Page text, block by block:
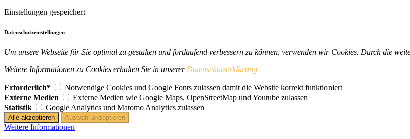
Einstellungen gespeichert
Datenschutzeinstellungen
Um unsere Webseite für Sie optimal zu gestalten und fortlaufend verbessern zu können, verwenden wir Cookies. Durch die
Weitere Informationen zu Cookies erhalten Sie in unserer Datenschutzerklärung
Erforderlich*
Notwendige Cookies und Google Fonts zulassen damit die Website korrekt funktioniert
Externe Medien
Externe Medien wie Google Maps, OpenStreetMap und Youtube zulassen
Statistik
Google Analytics und Matomo Analytics zulassen
Weitere Informationen